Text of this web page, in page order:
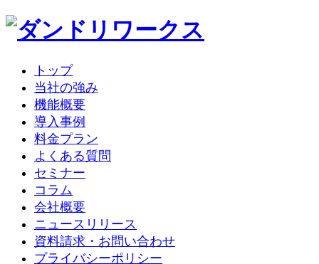
トップ
当社の強み
機能概要
導入事例
料金プラン
よくある質問
セミナー
コラム
会社概要
ニュースリリース
資料請求・お問い合わせ
プライバシーポリシー